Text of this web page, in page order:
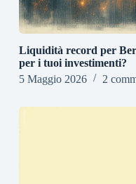
Liquidità record per
per i tuoi investimenti?
5 Maggio 2026
2